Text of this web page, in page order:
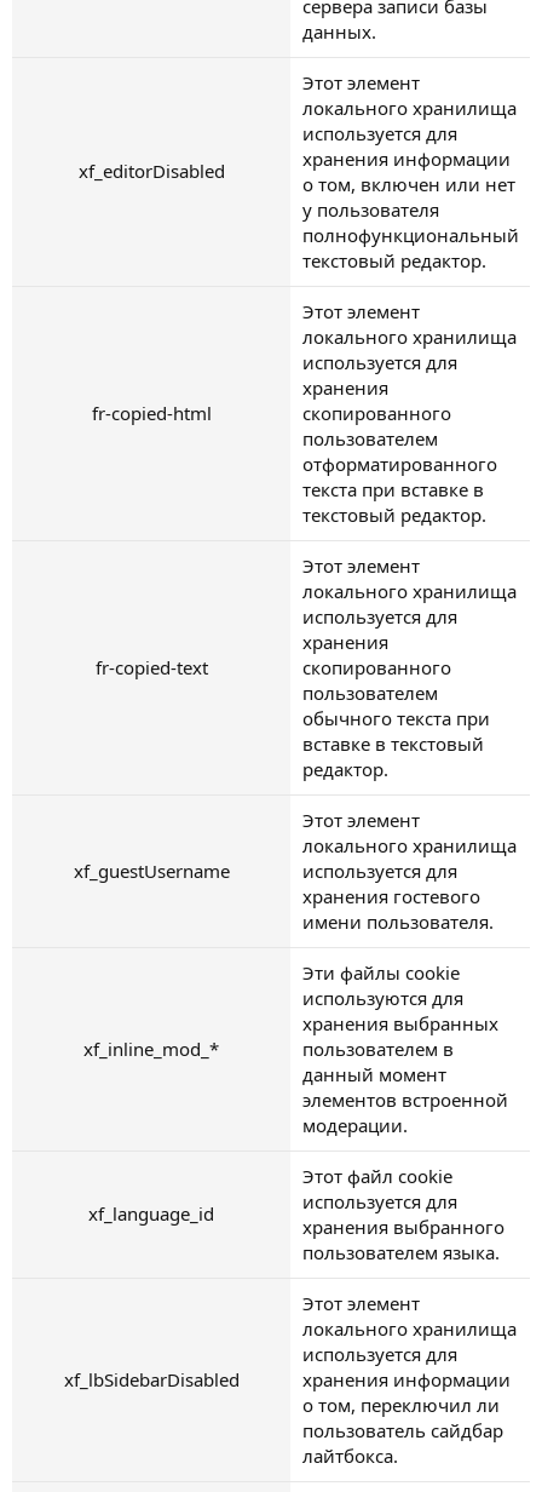
сервера записи базы
данных.
xf_editorDisabled
Этот элемент
локального хранилища
используется для
хранения информации
о том, включен или нет
у пользователя
полнофункциональный
текстовый редактор.
fr-copied-html
Этот элемент
локального хранилища
используется для
хранения
скопированного
пользователем
отформатированного
текста при вставке в
текстовый редактор.
fr-copied-text
Этот элемент
локального хранилища
используется для
хранения
скопированного
пользователем
обычного текста при
вставке в текстовый
редактор.
xf_guestUsername
Этот элемент
локального хранилища
используется для
хранения гостевого
имени пользователя.
xf_inline_mod_*
Эти файлы cookie
используются для
хранения выбранных
пользователем в
данный момент
элементов встроенной
модерации.
xf_language_id
Этот файл cookie
используется для
хранения выбранного
пользователем языка.
xf_lbSidebarDisabled
Этот элемент
локального хранилища
используется для
хранения информации
о том, переключил ли
пользователь сайдбар
лайтбокса.